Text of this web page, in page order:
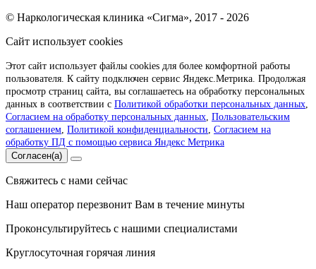
© Наркологическая клиника «Сигма», 2017 - 2026
Сайт использует cookies
Этот сайт использует файлы cookies для более комфортной работы
пользователя. К сайту подключен сервис Яндекс.Метрика. Продолжая
просмотр страниц сайта, вы соглашаетесь на обработку персональных
данных в соответствии с Политикой обработки персональных данных
Согласием на обработку персональных данных Пользовательским
соглашением Политикой конфиденциальности Согласием на
обработку ПД с помощью сервиса Яндекс Метрика
Согласен(а)
Свяжитесь с нами сейчас
Наш оператор перезвонит Вам в течение минуты
Проконсультируйтесь с нашими специалистами
Круглосуточная горячая линия